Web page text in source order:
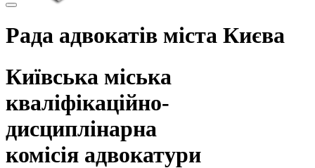
Рада адвокатів міста Києва
Київська міська
кваліфікаційно-
дисциплінарна
комісія адвокатури